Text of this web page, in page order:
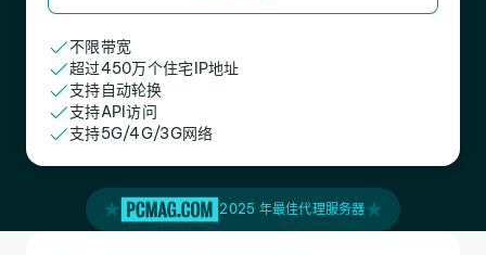
不限带宽
超过450万个住宅IP地址
支持自动轮换
支持API访问
支持5G/4G/3G网络
2025 年最佳代理服务器